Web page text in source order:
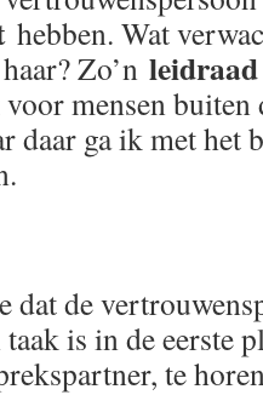
hebben. Wat
Zo’n
mensen
daar ga ik met het
dat de
is in de eerste
te